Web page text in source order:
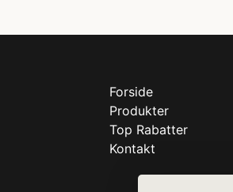
Forside
Produkter
Top Rabatter
Kontakt